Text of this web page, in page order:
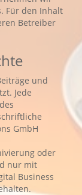
Für den Inhalt
Betreiber
und
Jede
GmbH
oder
nur mit
Business